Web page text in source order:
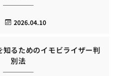
2026.04.10
知るためのイモビライザー判
別法